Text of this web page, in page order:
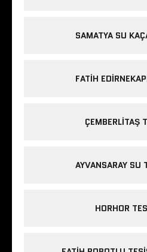
SAMATYA SU
FATIH
ÇEMBERLITAŞ
AYVANSARAY SU
HORHOR